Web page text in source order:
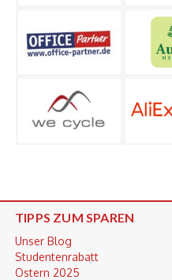
TIPPS ZUM SPAREN
Unser Blog
Studentenrabatt
Ostern 2025